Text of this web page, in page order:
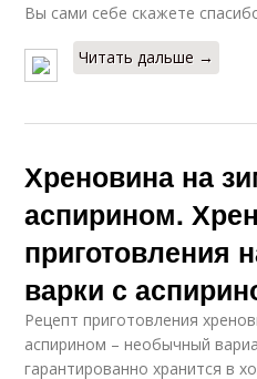
Вы сами себе скажете
Читать дальше →
Хреновина на
аспирином.
приготовления
варки с
Рецепт приготовления
аспирином – необычный
гарантированно хранится в